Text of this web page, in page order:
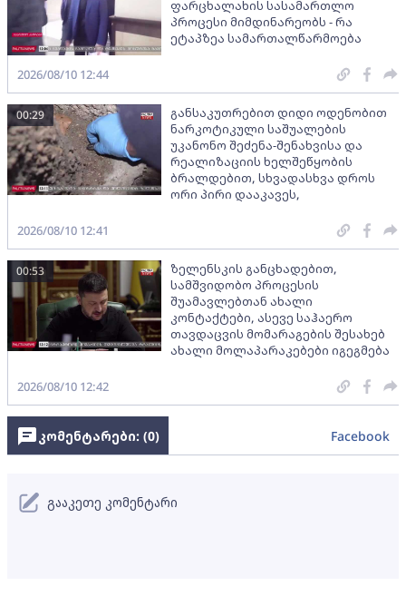
ფარცხალახის სასამართლო
პროცესი მიმდინარეობს - რა
ეტაპზეა სამართალწარმოება
2026/08/10 12:44
განსაკუთრებით დიდი ოდენობით
ნარკოტიკული საშუალების
უკანონო შეძენა-შენახვისა და
რეალიზაციის ხელშეწყობის
ბრალდებით, სხვადასხვა დროს
ორი პირი დააკავეს,
00:29
2026/08/10 12:41
ზელენსკის განცხადებით,
სამშვიდობო პროცესის
შუამავლებთან ახალი
კონტაქტები, ასევე საჰაერო
თავდაცვის მომარაგების შესახებ
ახალი მოლაპარაკებები იგეგმება
00:53
2026/08/10 12:42
კომენტარები: (0) Facebook
გააკეთე კომენტარი